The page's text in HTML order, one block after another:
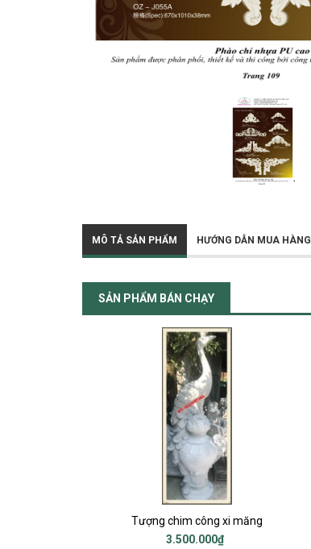
MÔ TẢ SẢN PHẨM HƯỚNG DẪN MUA HÀNG
SẢN PHẨM BÁN CHẠY
Tượng chim công xi măng
3.500.000₫